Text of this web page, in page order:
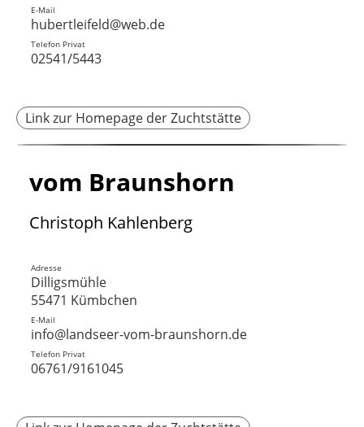
E-Mail
hubertleifeld@web.de
Telefon Privat
02541/5443
Link zur Homepage der Zuchtstätte
vom Braunshorn
Christoph Kahlenberg
Adresse
Dilligsmühle
55471 Kümbchen
E-Mail
info@landseer-vom-braunshorn.de
Telefon Privat
06761/9161045